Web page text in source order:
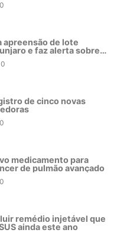
0
apreensão de lote
e faz alerta sobre
0
de cinco novas
0
medicamento para
de pulmão avançado
0
remédio injetável que
ainda este ano